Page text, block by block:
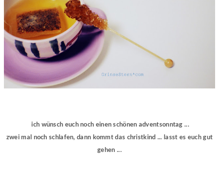
ich wünsch euch noch einen schönen adventsonntag ...
zwei mal noch schlafen, dann kommt das christkind ... lasst es euch gut
gehen ...